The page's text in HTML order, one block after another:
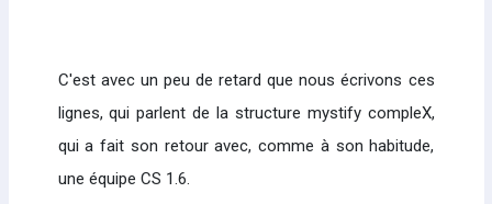
C'est avec un peu de retard que nous écrivons ces
lignes, qui parlent de la structure mystify compleX,
qui a fait son retour avec, comme à son habitude,
une équipe CS 1.6.